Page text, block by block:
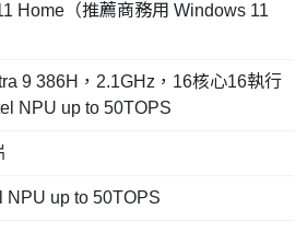
Home（推薦商務用 Windows 11
9 386H，2.1GHz，16核心16執行
NPU up to 50TOPS
NPU up to 50TOPS